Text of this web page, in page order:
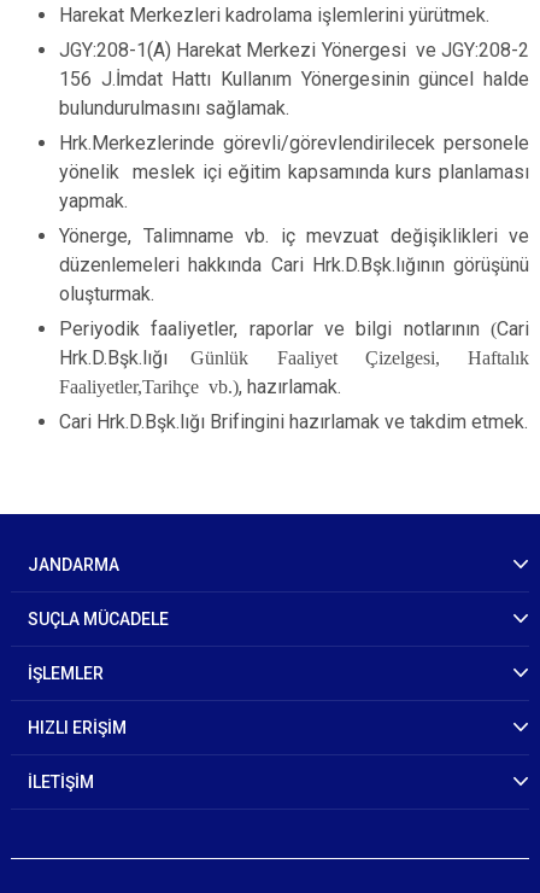
Harekat Merkezleri kadrolama işlemlerini yürütmek.
JGY:208-1(A) Harekat Merkezi Yönergesi ve JGY:208-2
156 J.İmdat Hattı Kullanım Yönergesinin güncel halde
bulundurulmasını sağlamak.
Hrk.Merkezlerinde görevli/görevlendirilecek personele
yönelik meslek içi eğitim kapsamında kurs planlaması
yapmak.
Yönerge, Talimname vb. iç mevzuat değişiklikleri ve
düzenlemeleri hakkında Cari Hrk.D.Bşk.lığının görüşünü
oluşturmak.
Periyodik faaliyetler, raporlar ve bilgi notlarının (Cari
Hrk.D.Bşk.lığıGünlük Faaliyet Çizelgesi, Haftalık
Faaliyetler,Tarihçe vb.), hazırlamak.
Cari Hrk.D.Bşk.lığı Brifingini hazırlamak ve takdim etmek.
JANDARMA
SUÇLA MÜCADELE
İŞLEMLER
HIZLI ERİŞİM
İLETİŞİM